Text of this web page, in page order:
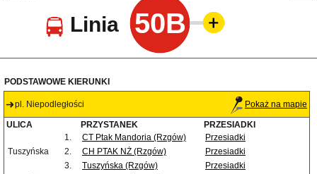
Linia 50B
PODSTAWOWE KIERUNKI
pl. Niepodległości Pokaż na mapie
ULICA PRZYSTANEK
PRZESIADKI
1.
CT Ptak Mandoria (Rzgów)
Przesiadki
Tuszyńska
2. CH PTAK NŻ (Rzgów)
Przesiadki
3.
Tuszyńska (Rzgów)
Przesiadki